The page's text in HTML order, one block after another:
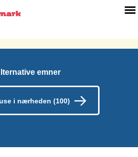
emner
i nærheden (100)